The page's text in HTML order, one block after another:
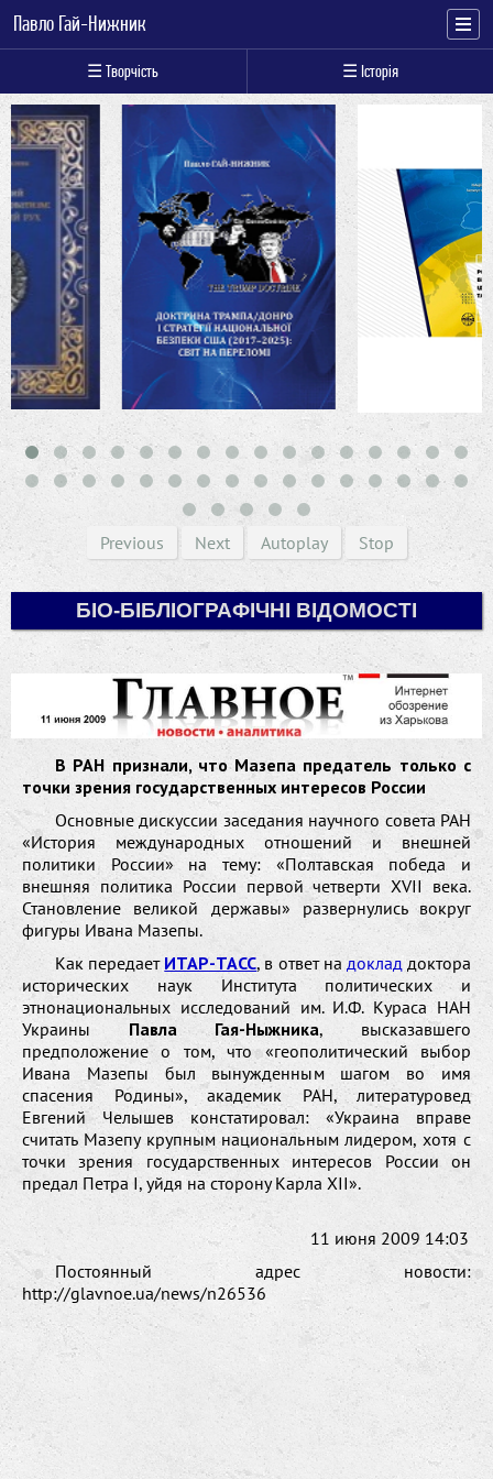
Павло Гай-Нижник
☰ Творчість ☰ Історія
Previous Next Autoplay Stop
БІО-БІБЛІОГРАФІЧНІ ВІДОМОСТІ
В РАН признали, что Мазепа предатель только с
точки зрения государственных интересов России
Основные дискуссии заседания научного совета РАН
«История международных отношений и внешней
политики России» на тему: «Полтавская победа и
внешняя политика России первой четверти XVII века.
Становление великой державы» развернулись вокруг
фигуры Ивана Мазепы.
Как передает ИТАР-ТАСС, в ответ на доклад доктора
исторических наук Института политических и
этнонациональных исследований им. И.Ф. Кураса НАН
Украины Павла Гая-Ныжника, высказавшего
предположение о том, что «геополитический выбор
Ивана Мазепы был вынужденным шагом во имя
спасения Родины», академик РАН, литературовед
Евгений Челышев констатировал: «Украина вправе
считать Мазепу крупным национальным лидером, хотя с
точки зрения государственных интересов России он
предал Петра I, уйдя на сторону Карла XII».
11 июня 2009 14:03
Постоянный адрес новости:
http://glavnoe.ua/news/n26536